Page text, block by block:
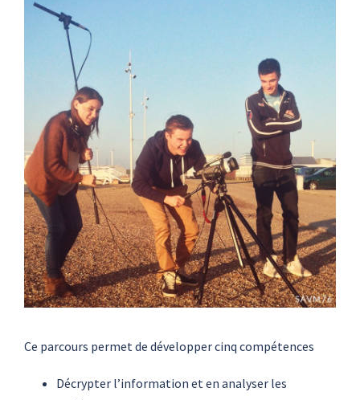
Ce parcours permet de développer cinq compétences
Décrypter l’information et en analyser les